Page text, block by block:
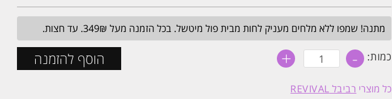
מתנה! שמפו ללא מלחים מעניק לחות מבית פול מיטשל. בכל הזמנה מעל 349₪. עד חצות.
כמות: - כמות
של
תפוחים
S25
+ הוסף להזמנה
כל מוצרי רביבל REVIVAL